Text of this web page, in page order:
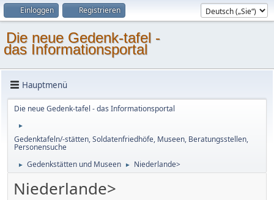
Einloggen Registrieren
Die neue Gedenk-tafel -
das Informationsportal
Hauptmenü
Die neue Gedenk-tafel - das Informationsportal
►
Gedenktafeln/-stätten, Soldatenfriedhöfe, Museen, Beratungsstellen,
Personensuche
► Gedenkstätten und Museen ► Niederlande>
Niederlande>